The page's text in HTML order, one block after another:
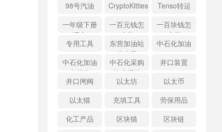
98号汽油
CryptoKitties
Tenso转运
一年级下册
语文
一百元钱怎
么花
一百块钱怎
么花
专用工具
东营加油站
优惠日
中石化加油
中石化加油
卡优惠
中石化采购
技术规范
井口装置
井口闸阀
以太坊
以太币
以太猫
充填工具
劳保用品
化工产品
区块猫
区块链